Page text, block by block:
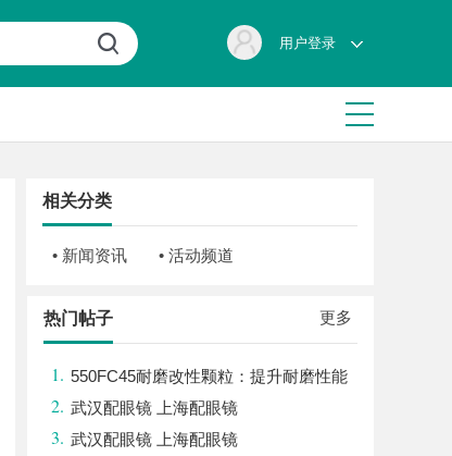
用户登录
相关分类
• 新闻资讯 • 活动频道
更多
热门帖子
1. 550FC45耐磨改性颗粒：提升耐磨性能
2. 武汉配眼镜 上海配眼镜
3. 武汉配眼镜 上海配眼镜